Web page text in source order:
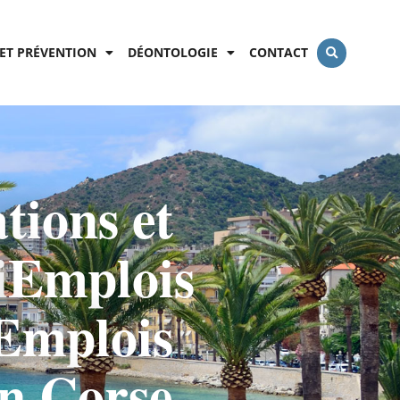
PRÉVENTION DÉONTOLOGIE CONTACT
et
Emplois